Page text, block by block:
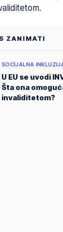
ZANIMATI
SOCIJALNA
U EU se uvodi
Šta ona
invaliditetom?